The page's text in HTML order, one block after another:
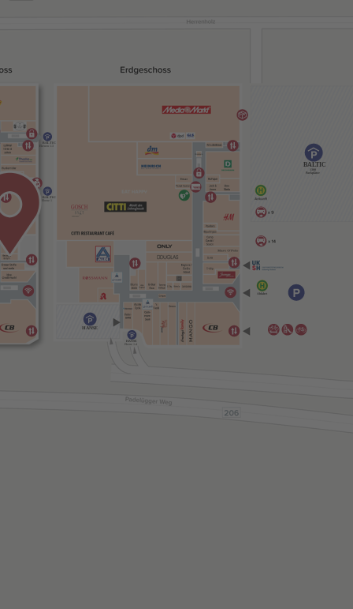
Abfahrt
BALTIC
Parkplätze
HANSE
HANSE
Ebene 1-4
BALTIC
BALTIC